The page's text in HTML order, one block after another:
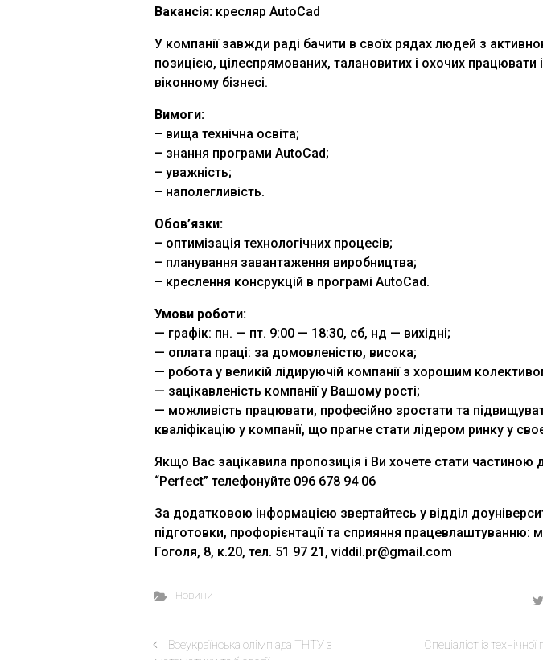
Вакансія: кресляр AutoCad
У компанії завжди раді бачити в своїх рядах людей з
позицією, цілеспрямованих, талановитих і охочих працювати
віконному бізнесі.
Вимоги:
– вища технічна освіта;
– знання програми AutoCad;
– уважність;
– наполегливість.
Обов’язки:
– оптимізація технологічних процесів;
– планування завантаження виробництва;
– креслення консрукцій в програмі AutoCad.
Умови роботи:
— графік: пн. — пт. 9:00 — 18:30, сб, нд — вихідні;
— оплата праці: за домовленістю, висока;
— робота у великій лідируючій компанії з хорошим
— зацікавленість компанії у Вашому рості;
— можливість працювати, професійно зростати та
кваліфікацію у компанії, що прагне стати лідером ринку у
Якщо Вас зацікавила пропозиція і Ви хочете стати частиною
“Perfect” телефонуйте ‎096 678 94 06
За додатковою інформацією звертайтесь у відділ
підготовки, профорієнтації та сприяння працевлаштуванню:
Гоголя, 8, к.20, тел. 51 97 21, viddil.pr@gmail.com
Новини
Всеукраїнська олімпіада ТНТУ з
Спеціаліст із